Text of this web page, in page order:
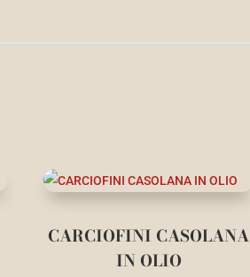
CARCIOFINI CASOLANA
IN OLIO